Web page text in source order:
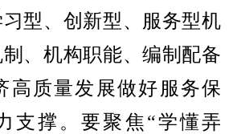
型、创新型、服务型机
、机构职能、编制配备
高质量发展做好服务保
支撑。要聚焦“学懂弄